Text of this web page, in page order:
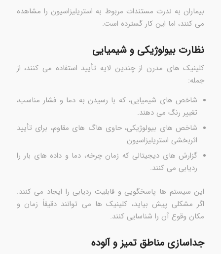
بیماران به ندرت مستندات مربوط به استریلیزاسیون را مشاهده
می کنند، اما این کار گسترده است.
نظارت بیولوژیکی و شیمیایی
کلینیک های مدرن از چندین لایه تأیید استفاده می کنند، از
جمله:
شاخص های شیمیایی، که با رسیدن به دما و فشار مناسب،
تغییر رنگ می دهند.
شاخص های بیولوژیکی، حاوی هاگ های مقاوم، برای تأیید
اثربخشی استریلیزاسیون
گزارش های دیجیتالی که زمان چرخه، دما و داده های بار را
ردیابی می کنند.
این سیستم ها پاسخگویی و قابلیت ردیابی را ایجاد می کنند.
اگر مشکلی پیش بیاید، کلینیک ها می توانند دقیقاً زمان و
مکان وقوع آن را شناسایی کنند.
جداسازی مناطق تمیز و آلوده